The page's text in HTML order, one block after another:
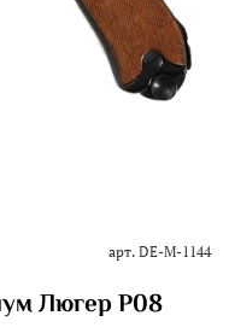
арт. DE-M-1144
Люгер Р08